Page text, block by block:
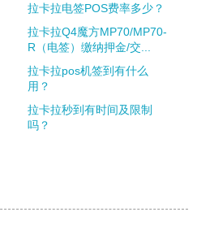
拉卡拉电签POS费率多少？
拉卡拉Q4魔方MP70/MP70-
R（电签）缴纳押金/交...
拉卡拉pos机签到有什么
用？
拉卡拉秒到有时间及限制
吗？